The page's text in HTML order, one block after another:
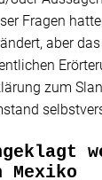
Fragen
aber
zum
Mexiko